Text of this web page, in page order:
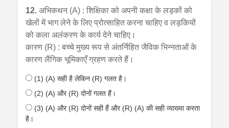
12. अभिकथन (A) : शिक्षिका को अपनी कक्षा के लड़कों को
खेलों में भाग लेने के लिए प्रोत्साहित करना चाहिए व लड़कियों
को कला अलंकरण के कार्य देने चाहिए।
कारण (R) : बच्चे मुख्य रूप से अंतर्निहित जैविक भिन्नताओं के
कारण लैंगिक भूमिकाएँ ग्रहण करते हैं।
(1) (A) सही है लेकिन (R) गलत है।
(2) (A) और (R) दोनों गलत हैं।
(3) (A) और (R) दोनों सही हैं और (R) (A) की सही व्याख्या करता
है।